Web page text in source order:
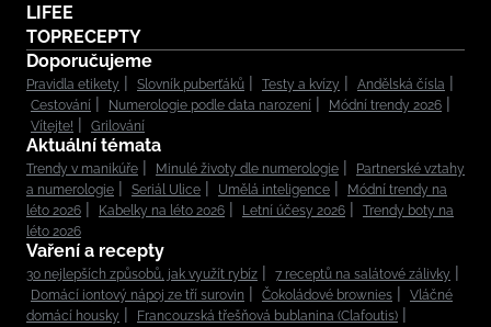
LIFEE
TOPRECEPTY
Doporučujeme
Pravidla etikety Slovník puberťáků Testy a kvízy
Andělská čísla
Cestování
Numerologie podle data narození
Módní trendy 2026
Vítejte!
Grilování
Aktuální témata
Trendy v manikúře Minulé životy dle numerologie
Partnerské vztahy
a numerologie
Seriál Ulice Umělá inteligence
Módní trendy na
léto 2026
Kabelky na léto 2026 Letní účesy 2026
Trendy boty na
léto 2026
Vaření a recepty
30 nejlepších způsobů, jak využít rybíz
7 receptů na salátové zálivky
Domácí iontový nápoj ze tří surovin
Čokoládové brownies
Vláčné
domácí housky
Francouzská třešňová bublanina (Clafoutis)